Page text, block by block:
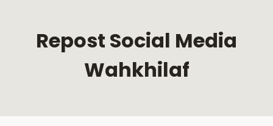
Repost Social Media
Wahkhilaf